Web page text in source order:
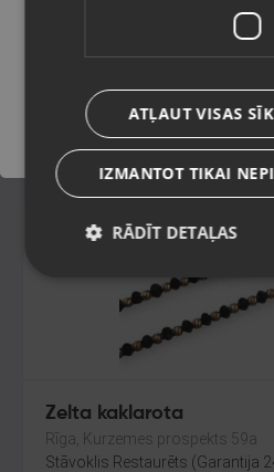
Stāvoklis Restaurēts (Garantija
630.00 €
28.64€/mēn.
Zelta kaklarota
Rīga, Kurzemes prospekts 59a
Stāvoklis Restaurēts (Garantija
ATĻAUT VISAS
IZMANTOT TIKAI
RĀDĪT DETAĻAS